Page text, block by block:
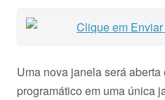
Uma nova janela será
programático em uma única